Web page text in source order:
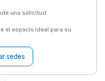
una solicitud
el espacio ideal para su
sedes